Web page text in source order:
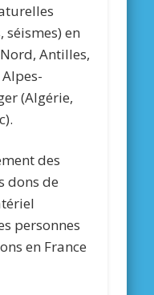
en
Antilles,
(Algérie,
des
dons de
personnes
en France